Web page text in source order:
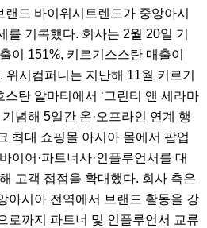
드 바이위시트렌드가 중앙아시
를 기록했다. 회사는 2월 20일 기
이 151%, 키르기스스탄 매출이
시컴퍼니는 지난해 11월 키르기
탄 알마티에서 ‘그린티 앤 세라마
념해 5일간 온·오프라인 연계 행
최대 쇼핑몰 아시아 몰에서 팝업
이어·파트너사·인플루언서를 대
고객 접점을 확대했다. 회사 측은
아시아 전역에서 브랜드 활동을 강
로까지 파트너 및 인플루언서 교류